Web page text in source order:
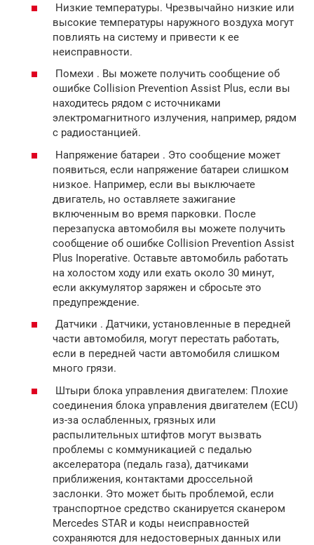
Низкие температуры. Чрезвычайно низкие или
высокие температуры наружного воздуха могут
повлиять на систему и привести к ее
неисправности.
Помехи . Вы можете получить сообщение об
ошибке Collision Prevention Assist Plus, если вы
находитесь рядом с источниками
электромагнитного излучения, например, рядом
с радиостанцией.
Напряжение батареи . Это сообщение может
появиться, если напряжение батареи слишком
низкое. Например, если вы выключаете
двигатель, но оставляете зажигание
включенным во время парковки. После
перезапуска автомобиля вы можете получить
сообщение об ошибке Collision Prevention Assist
Plus Inoperative. Оставьте автомобиль работать
на холостом ходу или ехать около 30 минут,
если аккумулятор заряжен и сбросьте это
предупреждение.
Датчики . Датчики, установленные в передней
части автомобиля, могут перестать работать,
если в передней части автомобиля слишком
много грязи.
Штыри блока управления двигателем: Плохие
соединения блока управления двигателем (ECU)
из-за ослабленных, грязных или
распылительных штифтов могут вызвать
проблемы с коммуникацией с педалью
акселератора (педаль газа), датчиками
приближения, контактами дроссельной
заслонки. Это может быть проблемой, если
транспортное средство сканируется сканером
Mercedes STAR и коды неисправностей
сохраняются для недостоверных данных или